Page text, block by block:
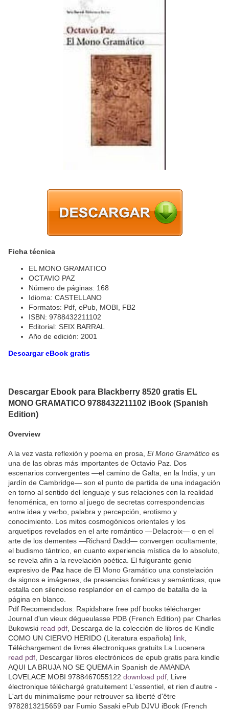
Ficha técnica
EL MONO GRAMATICO
OCTAVIO PAZ
Número de páginas: 168
Idioma: CASTELLANO
Formatos: Pdf, ePub, MOBI, FB2
ISBN: 9788432211102
Editorial: SEIX BARRAL
Año de edición: 2001
Descargar eBook gratis
Descargar Ebook para Blackberry 8520 gratis EL
MONO GRAMATICO 9788432211102 iBook (Spanish
Edition)
Overview
A la vez vasta reflexión y poema en prosa, El Mono Gramático es
una de las obras más importantes de Octavio Paz. Dos
escenarios convergentes —el camino de Galta, en la India, y un
jardín de Cambridge— son el punto de partida de una indagación
en torno al sentido del lenguaje y sus relaciones con la realidad
fenoménica, en torno al juego de secretas correspondencias
entre idea y verbo, palabra y percepción, erotismo y
conocimiento. Los mitos cosmogónicos orientales y los
arquetipos revelados en el arte romántico —Delacroix— o en el
arte de los dementes —Richard Dadd— convergen ocultamente;
el budismo tántrico, en cuanto experiencia mística de lo absoluto,
se revela afín a la revelación poética. El fulgurante genio
expresivo de Paz hace de El Mono Gramático una constelación
de signos e imágenes, de presencias fonéticas y semánticas, que
estalla con silencioso resplandor en el campo de batalla de la
página en blanco.
Pdf Recomendados: Rapidshare free pdf books télécharger
Journal d'un vieux dégueulasse PDB (French Edition) par Charles
Bukowski read pdf , Descarga de la colección de libros de Kindle
COMO UN CIERVO HERIDO (Literatura española) link
Téléchargement de livres électroniques gratuits La Lucenera
read pdf , Descargar libros electrónicos de epub gratis para kindle
AQUI LA BRUJA NO SE QUEMA in Spanish de AMANDA
LOVELACE MOBI 9788467055122 download pdf , Livre
électronique téléchargé gratuitement L'essentiel, et rien d'autre -
L'art du minimalisme pour retrouver sa liberté d'être
9782813215659 par Fumio Sasaki ePub DJVU iBook (French